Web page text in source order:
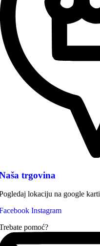
trgovina
lokaciju na google karti
Instagram
pomoć?